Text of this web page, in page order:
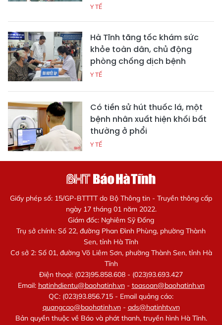
Y TẾ
Hà Tĩnh tăng tốc khám sức
khỏe toàn dân, chủ động
phòng chống dịch bệnh
Y TẾ
Có tiền sử hút thuốc lá, một
bệnh nhân xuất hiện khối bất
thường ở phổi
Y TẾ
Giấy phép số: 15/GP-BTTTT do Bộ Thông tin - Truyền thông cấp
ngày 17 tháng 01 năm 2022.
Giám đốc: Nghiêm Sỹ Đống
Trụ sở chính: Số 22, đường Phan Đình Phùng, phường Thành
Sen, tỉnh Hà Tĩnh
Cơ sở 2: Số 01, đường Võ Liêm Sơn, phường Thành Sen, tỉnh Hà
Tĩnh
Điện thoại: (023)95.858.608 - (023)93.693.427
Email: hatinhdientu@baohatinh.vn- toasoan@baohatinh.vn
QC: (023)93.856.715 - Email quảng cáo:
quangcao@baohatinh.vn- ads@hatinhtv.vn
Bản quyền thuộc về Báo và phát thanh, truyền hình Hà Tĩnh.